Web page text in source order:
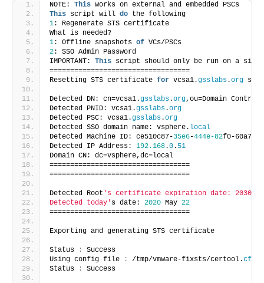
NOTE: This works on external and embedded PSCs
This script will do the following
1: Regenerate STS certificate
What is needed?
1: Offline snapshots of VCs/PSCs
2: SSO Admin Password
IMPORTANT: This script should only be run on a single
==================================
Resetting STS certificate for vcsa1.gsslabs.org
Detected DN: cn=vcsa1.gsslabs.org,ou=Domain
Detected PNID: vcsa1.gsslabs.org
Detected PSC: vcsa1.gsslabs.org
Detected SSO domain name: vsphere. local
Detected Machine ID: ce510c87-35e6-444e-82f0-
Detected IP Address: 192.168.0. 51
Domain CN: dc=vsphere,dc=local
==================================
==================================
Detected Root 's certificate expiration date: 2030
Detected today' s date: 2020 May 22
==================================
Exporting and generating STS certificate
Status :
Success
Using config file
: /tmp/vmware-fixsts/certool.cfg
Status
: Success